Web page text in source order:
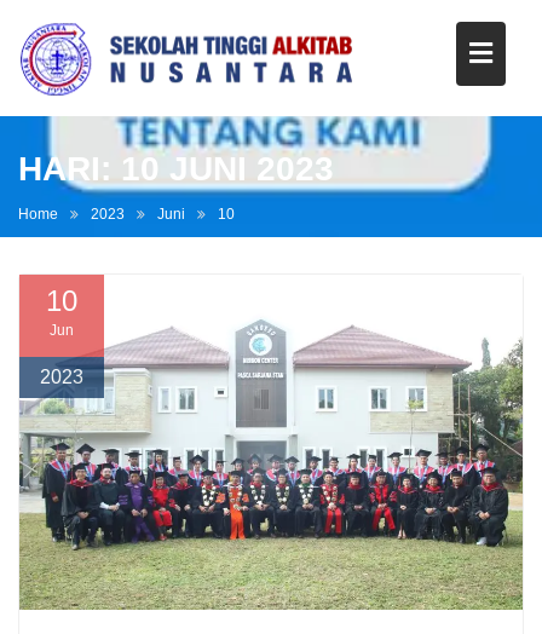
HARI: 10 JUNI 2023
Home 2023 Juni 10
10
Jun
2023